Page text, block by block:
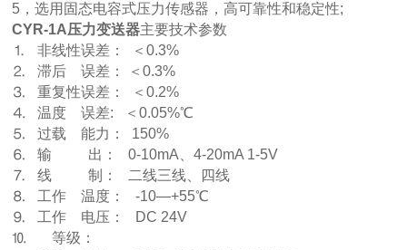
5，选用固态电容式压力传感器，高可靠性和稳定性;
CYR-1A压力变送器主要技术参数
⒈ 非线性误差： ＜0.3%
⒉ 滞后 误差： ＜0.3%
⒊ 重复性误差： ＜0.2%
⒋ 温度 误差: ＜0.05%℃
⒌ 过载 能力： 150%
⒍ 输 出： 0-10mA、4-20mA 1-5V
⒎ 线 制： 二线三线、四线
⒏ 工作 温度： -10—+55℃
⒐ 工作 电压： DC 24V
⒑ 等级：